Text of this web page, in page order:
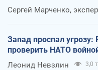
Сергей Марченко,
Запад проспал
проверить НАТО
Леонид Невзлин 3,0 т.